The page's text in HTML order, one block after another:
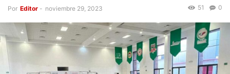
Por Editor - noviembre 29, 2023 0
51